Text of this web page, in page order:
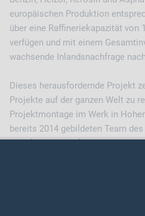
europäischen Produktion
über eine Raffineriekapazität von
verfügen und mit einem
wachsende Inlandsnachfrage
Dieses herausfordernde Projekt
Projekte auf der ganzen Welt zu
Projektmontage im Werk in
bereits 2014 gebildeten Team
dem für jeden Auftrag ein